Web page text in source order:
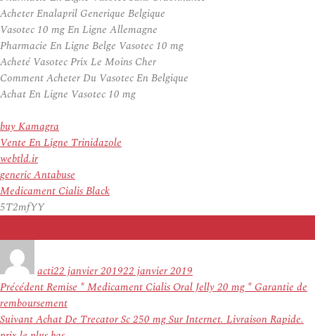
Acheter Enalapril Generique Belgique
Vasotec 10 mg En Ligne Allemagne
Pharmacie En Ligne Belge Vasotec 10 mg
Acheté Vasotec Prix Le Moins Cher
Comment Acheter Du Vasotec En Belgique
Achat En Ligne Vasotec 10 mg
buy Kamagra
Vente En Ligne Trinidazole
webtld.ir
generic Antabuse
Medicament Cialis Black
5T2mfYY
actile
22 janvier 201922 janvier 2019
Navigation
de
l’article
PrécédentArticle
précédent :
Remise * Medicament Cialis Oral Jelly 20 mg * Garantie de
remboursement
SuivantArticle
Achat De Trecator Sc 250 mg Sur Internet. Livraison Rapide.